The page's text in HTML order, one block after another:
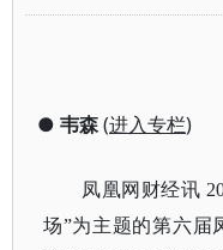
● 韦森(进入专栏)
凤凰网财经讯
场”为主题的第六届